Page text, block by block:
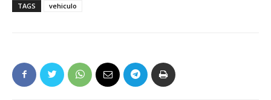
TAGS vehiculo